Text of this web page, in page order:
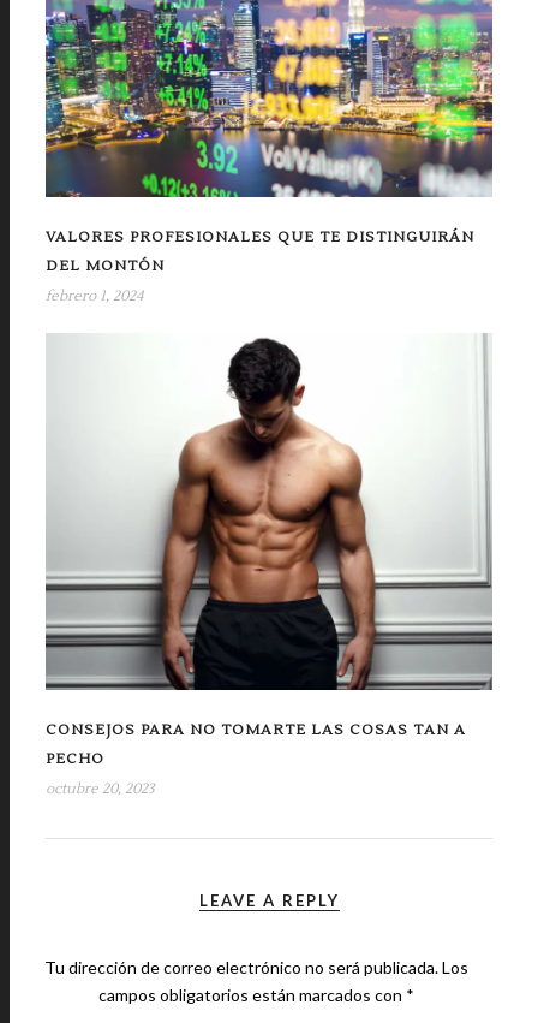
VALORES PROFESIONALES QUE TE DISTINGUIRÁN
DEL MONTÓN
febrero 1, 2024
CONSEJOS PARA NO TOMARTE LAS COSAS TAN A
PECHO
octubre 20, 2023
LEAVE A REPLY
Tu dirección de correo electrónico no será publicada.Los
campos obligatorios están marcados con *